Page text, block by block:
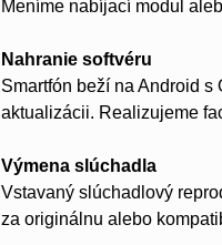
Meníme nabíjací modul
Nahranie softvéru
Smartfón beží na Android
aktualizácii. Realizujeme
Výmena slúchadla
Vstavaný slúchadlový
za originálnu alebo